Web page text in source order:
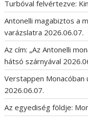
Turbóval felvértezve:
Antonelli magabiztos a
varázslatra 2026.06.07.
Az cím: „Az Antonelli
hátsó szárnyával
Verstappen
2026.06.07.
Az egyediség földje: